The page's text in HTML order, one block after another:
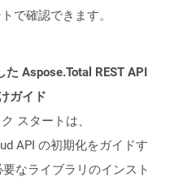
で確認できます。
た Aspose.Total REST API
ガイド
スタートは、
API の初期化をガイドす
なライブラリのインスト